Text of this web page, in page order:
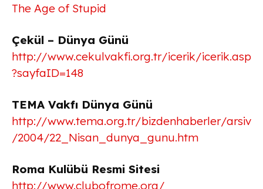
The Age of Stupid
Çekül – Dünya Günü
http://www.cekulvakfi.org.tr/icerik/icerik.asp
?sayfaID=148
TEMA Vakfı Dünya Günü
http://www.tema.org.tr/bizdenhaberler/arsiv
/2004/22_Nisan_dunya_gunu.htm
Roma Kulübü Resmi Sitesi
http://www.clubofrome.org/